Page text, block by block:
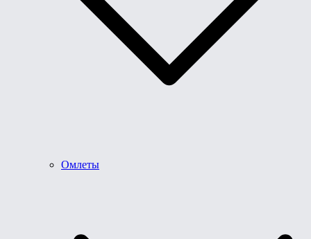
Омлеты